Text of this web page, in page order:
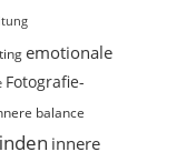
emotionale
Fotografie-
balance
innere